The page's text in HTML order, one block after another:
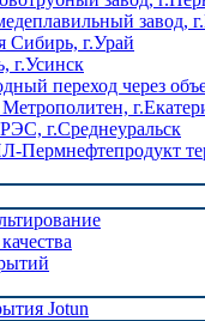
завод,
г.Урай
г.Усинск
переход через
г.Среднеуральск
Jotun